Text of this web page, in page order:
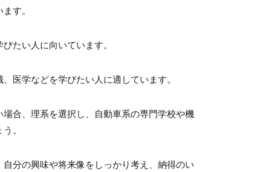
す。
たい人に向いています。
医学などを学びたい人に適しています。
合、理系を選択し、自動車系の専門学校や機
。
分の興味や将来像をしっかり考え、納得のい